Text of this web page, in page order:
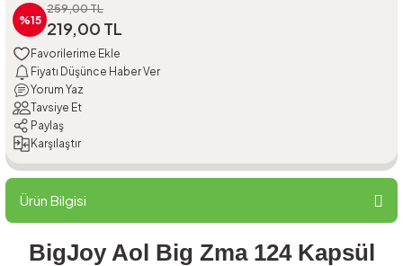
%15
259,00 TL
219,00 TL
Fiyatı Düşünce Haber Ver
Yorum Yaz
Tavsiye Et
Paylaş
Karşılaştır
Ürün Bilgisi
BigJoy Aol Big Zma 124 Kapsül